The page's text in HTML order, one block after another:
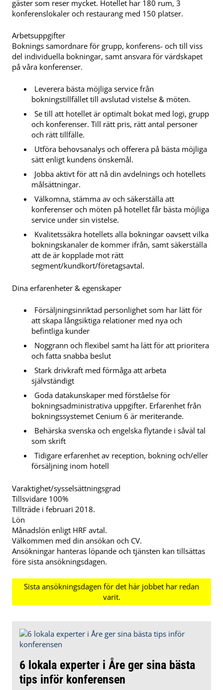
gäster som reser mycket. Hotellet har 180 rum, 3
konferenslokaler och restaurang med 150 platser.
Arbetsuppgifter
Boknings samordnare för grupp, konferens- och till viss
del individuella bokningar, samt ansvara för värdskapet
på våra konferenser.
Leverera bästa möjliga service från
bokningstillfället till avslutad vistelse & möten.
Se till att hotellet är optimalt bokat med logi, grupp
och konferenser. Till rätt pris, rätt antal personer
och rätt tillfälle.
Utföra behovsanalys och offerera på bästa möjliga
sätt enligt kundens önskemål.
Jobba aktivt för att nå din avdelnings och hotellets
målsättningar.
Välkomna, stämma av och säkerställa att
konferenser och möten på hotellet får bästa möjliga
service under sin vistelse.
Kvalitetssäkra hotellets alla bokningar oavsett vilka
bokningskanaler de kommer ifrån, samt säkerställa
att de är kopplade mot rätt
segment/kundkort/företagsavtal.
Dina erfarenheter & egenskaper
Försäljningsinriktad personlighet som har lätt för
att skapa långsiktiga relationer med nya och
befintliga kunder
Noggrann och flexibel samt ha lätt för att prioritera
och fatta snabba beslut
Stark drivkraft med förmåga att arbeta
självständigt
Goda datakunskaper med förståelse för
bokningsadministrativa uppgifter. Erfarenhet från
bokningssystemet Cenium 6 är meriterande.
Behärska svenska och engelska flytande i såväl tal
som skrift
Tidigare erfarenhet av reception, bokning och/eller
försäljning inom hotell
Varaktighet/sysselsättningsgrad
Tillsvidare 100%
Tillträde i februari 2018.
Lön
Månadslön enligt HRF avtal.
Välkommen med din ansökan och CV.
Ansökningar hanteras löpande och tjänsten kan tillsättas
före sista ansökningsdagen.
6 lokala experter i Åre ger sina bästa
tips inför konferensen